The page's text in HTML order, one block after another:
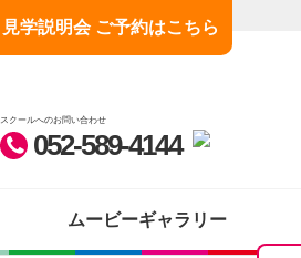
見学説明会 ご予約はこちら
スクールへのお問い合わせ
052-589-4144
ムービーギャラリー